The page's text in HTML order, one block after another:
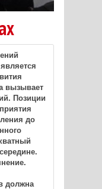
вызывает
Позиции
до
должна